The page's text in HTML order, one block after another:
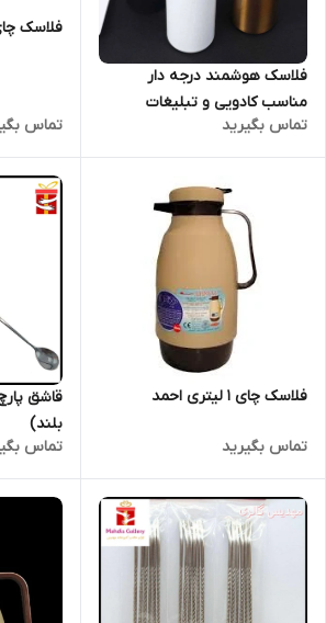
فلاسک هوشمند درجه دار
مناسب کادویی و تبلیغات
تماس بگیرید
فلاسک
تماس
فلاسک چای 1 لیتری احمد
تماس بگیرید
قاشق
بلند)
تماس